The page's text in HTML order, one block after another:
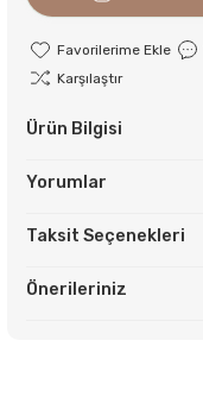
Karşılaştır
Ürün Bilgisi
Yorumlar
Taksit Seçenekleri
Önerileriniz